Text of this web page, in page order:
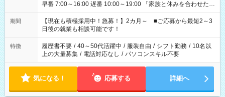
早番 7:00～16:00 遅番 10:00～19:00 「家族と休みを合わせた
い」 「余裕を持って夕飯の準備がしたい」 「できれば残業はし
たくない」 など、ご希望を教えてくださいね。 ※Wワーク希望
の方へ 今ご覧のお仕事で希望する勤務時間と、もう1つのお仕事
の勤務時間。 合計で週40時間を超える場合は応募できません。
期間
【現在も積極採用中！急募！】2カ月～ ■ご応募から最短2～3
日後の就業も相談可能です！
特徴 履歴書不要 / 40～50代活躍中 / 服装自由 / シフト勤務 / 10名以
上の大量募集 / 電話対応なし / パソコンスキル不要
気になる！ 応募する 詳細へ